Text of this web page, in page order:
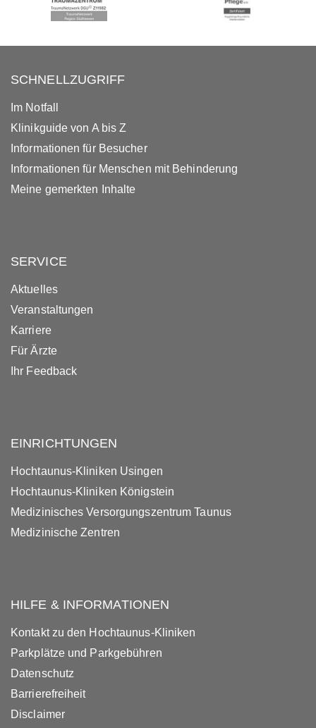
SCHNELLZUGRIFF
Im Notfall
Klinikguide von A bis Z
Informationen für Besucher
Informationen für Menschen mit Behinderung
Meine gemerkten Inhalte
SERVICE
Aktuelles
Veranstaltungen
Karriere
Für Ärzte
Ihr Feedback
EINRICHTUNGEN
Hochtaunus-Kliniken Usingen
Hochtaunus-Kliniken Königstein
Medizinisches Versorgungszentrum Taunus
Medizinische Zentren
HILFE & INFORMATIONEN
Kontakt zu den Hochtaunus-Kliniken
Parkplätze und Parkgebühren
Datenschutz
Barrierefreiheit
Disclaimer